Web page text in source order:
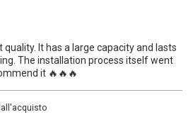
It has a large capacity and lasts
The installation process itself went
it 🔥🔥🔥